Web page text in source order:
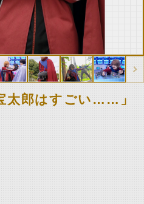
太郎はすごい……」